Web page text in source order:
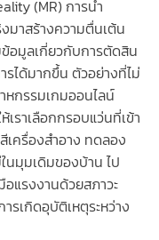
(MR) การนำ
มาสร้างความตื่นเต้น
อมูลเกี่ยวกับการตัดสิน
รได้มากขึ้น ตัวอย่างที่ไม่
หกรรมเกมออนไลน์
ราเลือกกรอบแว่นที่เข้า
ครื่องสำอาง ทดลอง
นมุมเดิมของบ้าน ไป
รงงานด้วยสภาวะ
รเกิดอุบัติเหตุระหว่าง